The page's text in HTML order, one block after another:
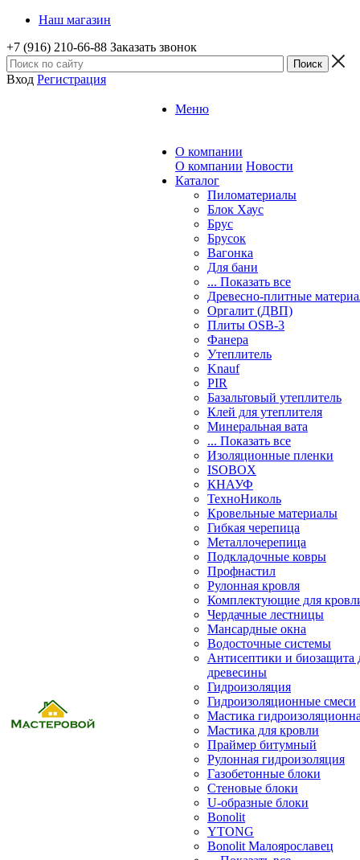
Наш магазин
+7 (916) 210-66-88 Заказать звонок
Вход Регистрация
Меню
О компании
О компании Новости
Каталог
Пиломатериалы
Блок Хаус
Брус
Брусок
Вагонка
Для бани
... Показать все
Древесно-плитные
Оргалит (ДВП)
Плиты OSB-3
Фанера
Утеплитель
Knauf
PIR
Базальтовый утеплитель
Клей для утеплителя
Минеральная вата
... Показать все
Изоляционные пленки
ISOBOX
КНАУФ
ТехноНиколь
Кровельные материалы
Гибкая черепица
Металлочерепица
Подкладочные ковры
Профнастил
Рулонная кровля
Комплектующие для
Чердачные лестницы
Мансардные окна
Водосточные системы
Антисептики и биозащита
древесины
Гидроизоляция
Гидроизоляционные смеси
Мастика
Мастика для кровли
Праймер битумный
Рулонная гидроизоляция
Газобетонные блоки
Стеновые блоки
U-образные блоки
Bonolit
YTONG
Bonolit Малоярославец